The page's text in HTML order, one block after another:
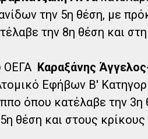
την 5η θέση, με
την 8η θέση και
ΟΕΓΑ Καραξάνης
Εφήβων Β'
όπου κατέλαβε την 3η
θέση και στους κρίκους